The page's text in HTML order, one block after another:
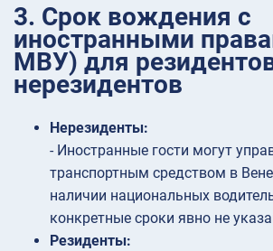
3. Срок вождения с
иностранными
МВУ) для
нерезидентов
Нерезиденты:
- Иностранные гости могут
транспортным средством в
наличии национальных
конкретные сроки явно не
Резиденты: